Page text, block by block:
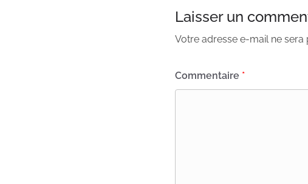
Laisser un
Votre adresse e-mail ne sera
Commentaire *